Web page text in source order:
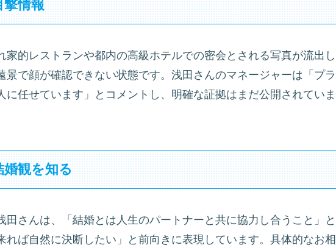
撃情報
家的レストランや都内の高級ホテルでの密会とされる写真が流出し
景で顔が確認できない状態です。浅田さんのマネージャーは「プラ
に任せています」とコメントし、明確な証拠はまだ公開されていま
婚観を知る
田さんは、「結婚とは人生のパートナーと共に協力し合うこと」と
れば自然に決断したい」と前向きに表現しています。具体的なお相